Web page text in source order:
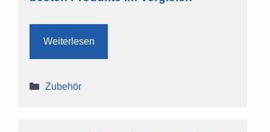
Weiterlesen
Kategorien
Zubehör